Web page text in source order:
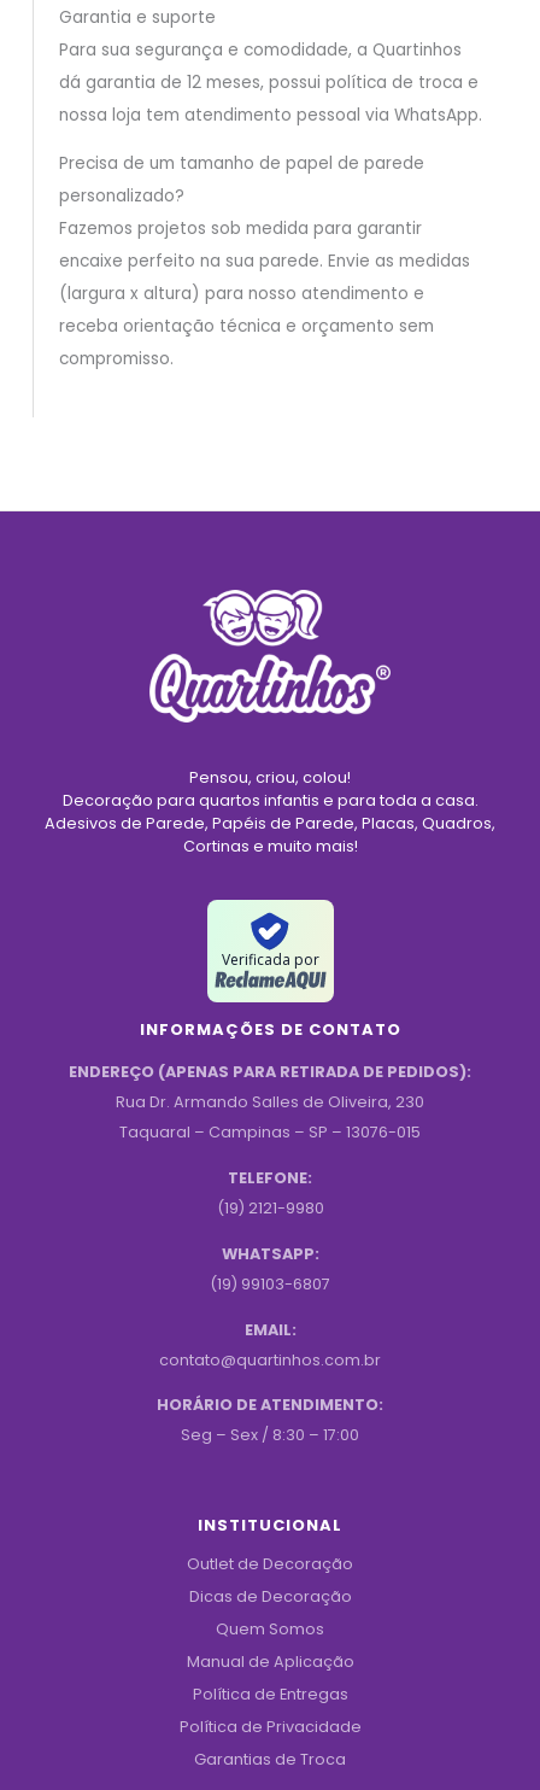
Garantia e suporte
Para sua segurança e comodidade, a Quartinhos
dá garantia de 12 meses, possui política de troca e
nossa loja tem atendimento pessoal via WhatsApp.
Precisa de um tamanho de papel de parede
personalizado?
Fazemos projetos sob medida para garantir
encaixe perfeito na sua parede. Envie as medidas
(largura x altura) para nosso atendimento e
receba orientação técnica e orçamento sem
compromisso.
Pensou, criou, colou!
Decoração para quartos infantis e para toda a casa.
Adesivos de Parede, Papéis de Parede, Placas, Quadros,
Cortinas e muito mais!
Verificada por
INFORMAÇÕES DE CONTATO
ENDEREÇO (APENAS PARA RETIRADA DE PEDIDOS):
Rua Dr. Armando Salles de Oliveira, 230
Taquaral – Campinas – SP – 13076-015
TELEFONE:
(19) 2121-9980
WHATSAPP:
(19) 99103-6807
EMAIL:
contato@quartinhos.com.br
HORÁRIO DE ATENDIMENTO:
Seg – Sex / 8:30 – 17:00
INSTITUCIONAL
Outlet de Decoração
Dicas de Decoração
Quem Somos
Manual de Aplicação
Política de Entregas
Política de Privacidade
Garantias de Troca